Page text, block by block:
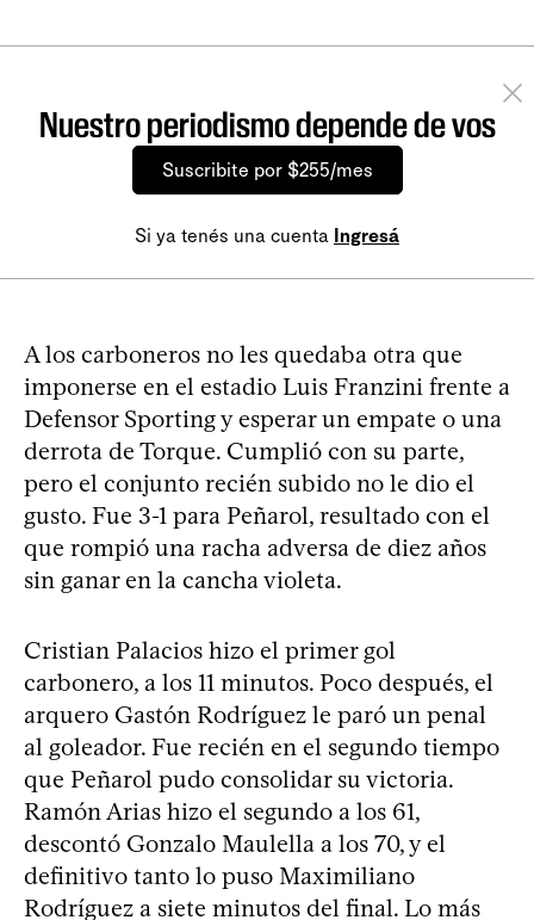
Nuestro periodismo depende de vos
Suscribite por $255/mes
Si ya tenés una cuenta Ingresá
A los carboneros no les quedaba otra que
imponerse en el estadio Luis Franzini frente a
Defensor Sporting y esperar un empate o una
derrota de Torque. Cumplió con su parte,
pero el conjunto recién subido no le dio el
gusto. Fue 3-1 para Peñarol, resultado con el
que rompió una racha adversa de diez años
sin ganar en la cancha violeta.
Cristian Palacios hizo el primer gol
carbonero, a los 11 minutos. Poco después, el
arquero Gastón Rodríguez le paró un penal
al goleador. Fue recién en el segundo tiempo
que Peñarol pudo consolidar su victoria.
Ramón Arias hizo el segundo a los 61,
descontó Gonzalo Maulella a los 70, y el
definitivo tanto lo puso Maximiliano
Rodríguez a siete minutos del final. Lo más